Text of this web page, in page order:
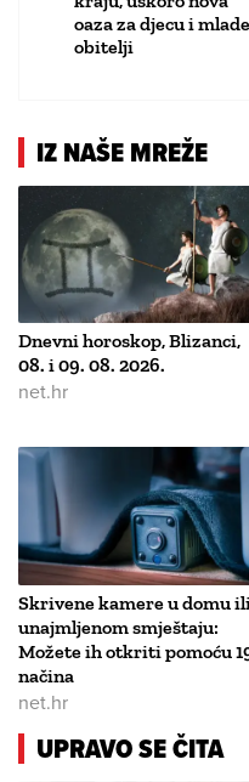
oaza za djecu i mlade
obitelji
IZ NAŠE MREŽE
Dnevni horoskop, Blizanci,
08. i 09. 08. 2026.
net.hr
Skrivene kamere u domu
unajmljenom smještaju:
Možete ih otkriti pomoću
načina
net.hr
UPRAVO SE ČITA